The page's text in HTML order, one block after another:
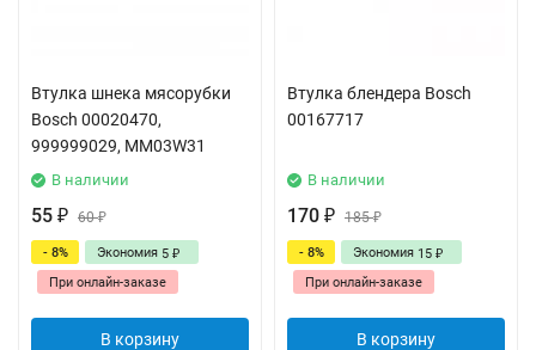
Втулка шнека мясорубки
Bosch 00020470,
999999029, MM03W31
В наличии
55 ₽ 60₽
- 8% Экономия 5 ₽
При онлайн-заказе
В корзину
Втулка блендера Bosch
00167717
В наличии
170 ₽ 185₽
- 8% Экономия 15 ₽
При онлайн-заказе
В корзину